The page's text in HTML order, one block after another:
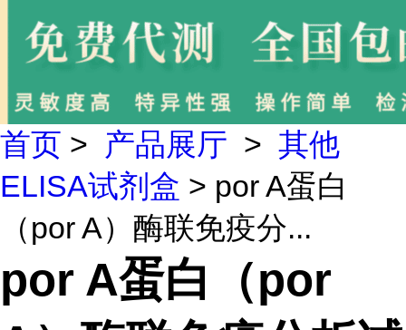
首页 > 产品展厅 > 其他
ELISA试剂盒 > por A蛋白
（por A）酶联免疫分...
por A蛋白（por